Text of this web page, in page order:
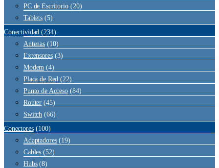
PC de Escritorio (20)
Tablets (5)
Conectividad (234)
Antenas (10)
Extensores (3)
Modem (4)
Placa de Red (22)
Punto de Acceso (84)
Router (45)
Switch (66)
Conectores (100)
Adaptadores (19)
Cables (52)
Hubs (8)